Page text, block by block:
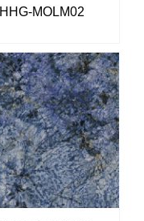
HHG-MOLM02